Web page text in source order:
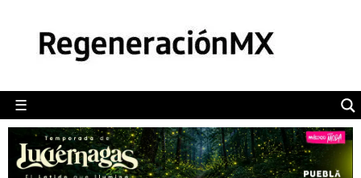
☰
POLÍTICA
CAMALEÓN
OPINIÓN